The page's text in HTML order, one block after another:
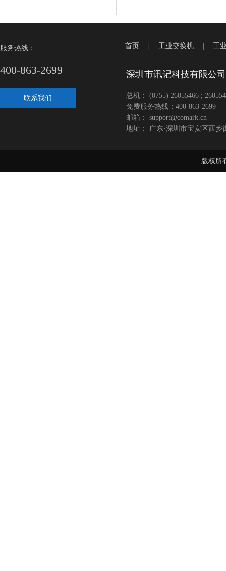
服务热线：
400-863-2699
联系我们
首页 工业交换机 工
深圳市讯记科技有限公司
总机： (0755) 26055466 ;
免费服务热线：400-863-2699
邮箱： support@comark.cn
地址： 广东·深圳市宝安区西
版权所